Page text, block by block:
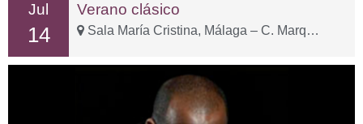
Jul
14
Verano clásico
Sala María Cristina, Málaga – C. Marqués de Valdecañas, 2, Distrito Centro